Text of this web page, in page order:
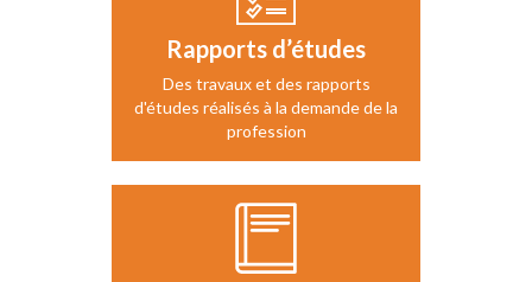
Rapports d’études
Des travaux et des rapports
d'études réalisés à la demande de la
profession